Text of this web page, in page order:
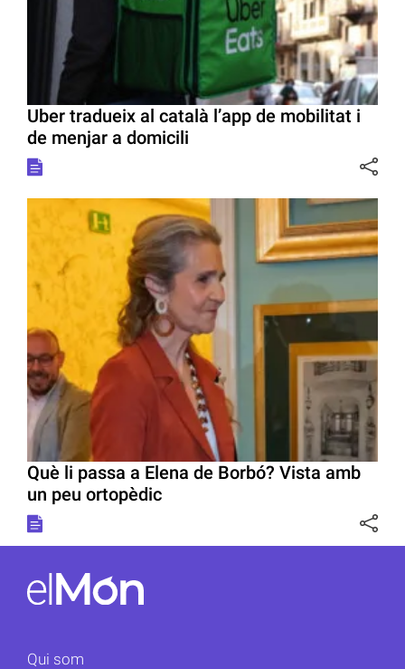
Uber tradueix al català l’app de mobilitat i
de menjar a domicili
Què li passa a Elena de Borbó? Vista amb
un peu ortopèdic
Qui som